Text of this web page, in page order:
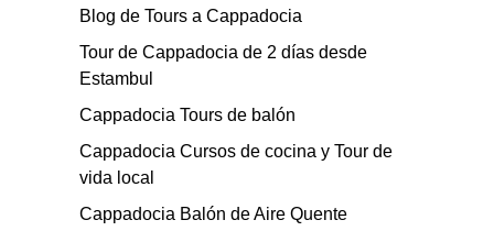
Blog de Tours a Cappadocia
Tour de Cappadocia de 2 días desde
Estambul
Cappadocia Tours de balón
Cappadocia Cursos de cocina y Tour de
vida local
Cappadocia Balón de Aire Quente